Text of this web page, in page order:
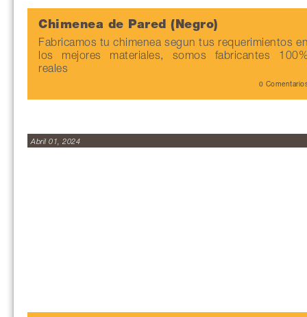
Chimenea de Pared (Negro)
Fabricamos tu chimenea segun tus requerimientos
los mejores materiales, somos fabricantes
reales
0
Abril 01, 2024